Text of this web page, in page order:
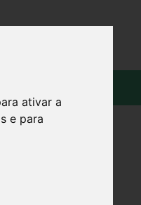
ativar a
e para